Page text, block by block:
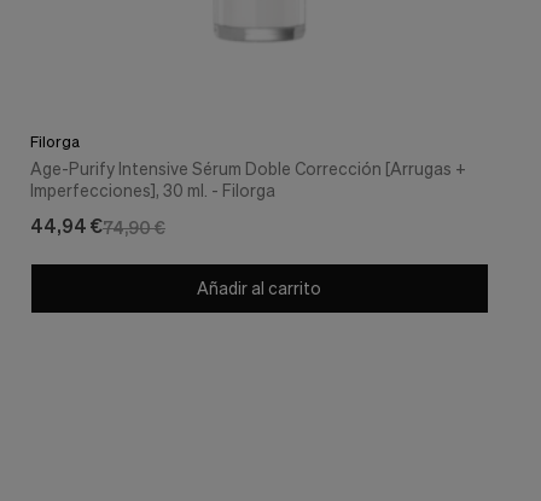
Filorga
Age-Purify Intensive Sérum Doble Corrección [Arrugas +
Imperfecciones], 30 ml. - Filorga
74,90 €
44,94 €
Añadir al carrito